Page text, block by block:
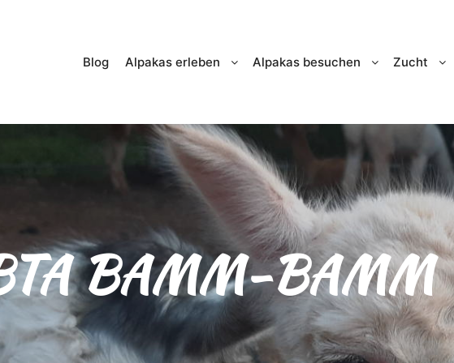
Blog Alpakas erleben Alpakas besuchen Zucht
BAMM-BAMM